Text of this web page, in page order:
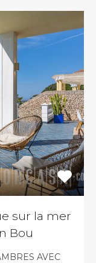
sur la mer
Bou
AVEC